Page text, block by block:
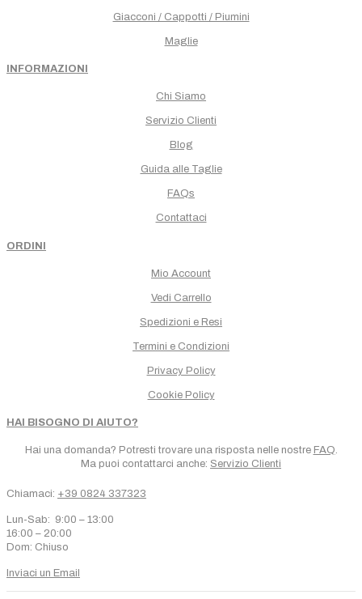
Giacconi / Cappotti / Piumini
Maglie
INFORMAZIONI
Chi Siamo
Servizio Clienti
Blog
Guida alle Taglie
FAQs
Contattaci
ORDINI
Mio Account
Vedi Carrello
Spedizioni e Resi
Termini e Condizioni
Privacy Policy
Cookie Policy
HAI BISOGNO DI AIUTO?
Hai una domanda? Potresti trovare una risposta nelle nostre FAQ.
Ma puoi contattarci anche: Servizio Clienti
Chiamaci: +39 0824 337323
Lun-Sab: 9:00 – 13:00
16:00 – 20:00
Dom: Chiuso
Inviaci un Email